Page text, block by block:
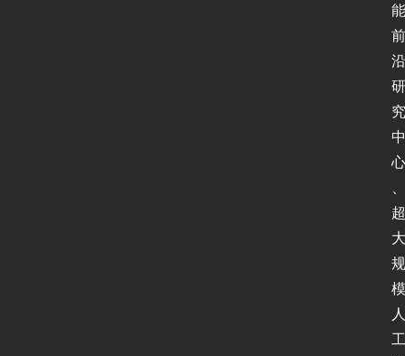
能
前
沿
研
究
中
心
超
大
规
模
人
工